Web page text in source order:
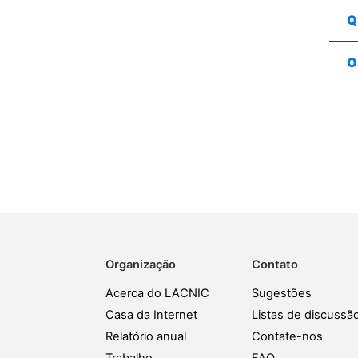
Organização
Acerca do LACNIC
Casa da Internet
Relatório anual
Contato
Sugestões
Listas de
Contate-nos